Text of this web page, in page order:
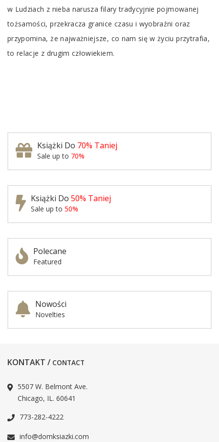
w Ludziach z nieba narusza filary tradycyjnie pojmowanej
tożsamości, przekracza granice czasu i wyobraźni oraz
przypomina, że najważniejsze, co nam się w życiu przytrafia,
to relacje z drugim człowiekiem.
Książki Do 70% Taniej
Sale up to 70%
Książki Do 50% Taniej
Sale up to 50%
Polecane
Featured
Nowości
Novelties
KONTAKT / CONTACT
5507 W. Belmont Ave.
Chicago, IL. 60641
773-282-4222
info@domksiazki.com